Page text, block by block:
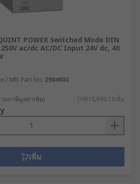
POWER Switched Mode DIN
ac/dc AC/DC Input 24V dc, 40
/ Mfr. Part No. 2904603
วมภาษีมูลค่าเพิ่ม) THB18,699.13/ชิ้น
เพิ่ม